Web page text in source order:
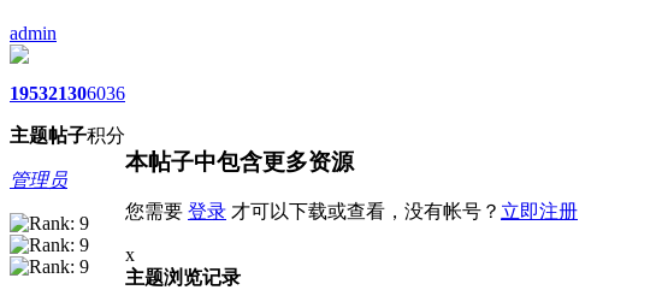
admin
1953
主题
2130
帖子
6036
积分
管理员
本帖子中包含更多资源
您需要 登录 才可以下载或查看，没有帐号？ 立即注册
x
主题浏览记录